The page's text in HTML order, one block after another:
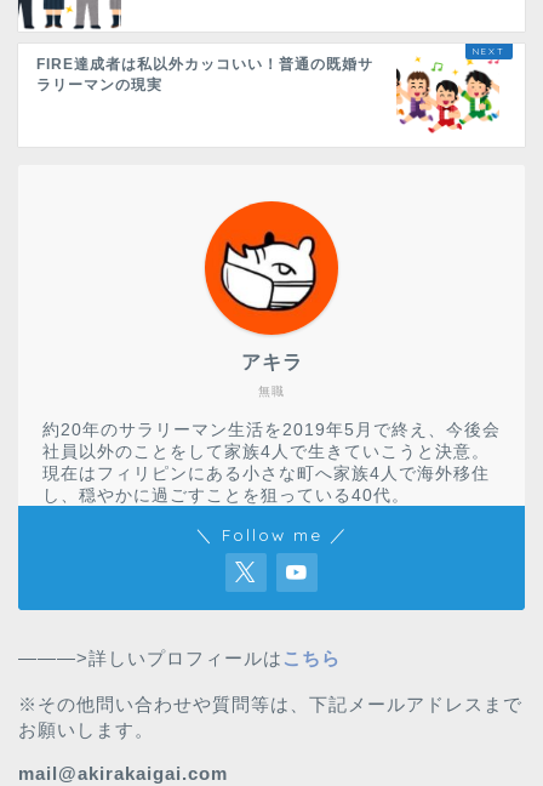
FIRE達成者は私以外カッコいい！普通の既婚サ
ラリーマンの現実
無職
アキラ
約20年のサラリーマン生活を2019年5月で終え、今後会
社員以外のことをして家族4人で生きていこうと決意。
現在はフィリピンにある小さな町へ家族4人で海外移住
し、穏やかに過ごすことを狙っている40代。
＼ Follow me ／
———>詳しいプロフィールは こちら
※その他問い合わせや質問等は、下記メールアドレスまで
お願いします。
mail@akirakaigai.com